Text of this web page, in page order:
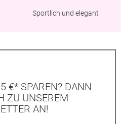
Sportlich und elegant
€* SPAREN? DANN
ZU UNSEREM
AN!